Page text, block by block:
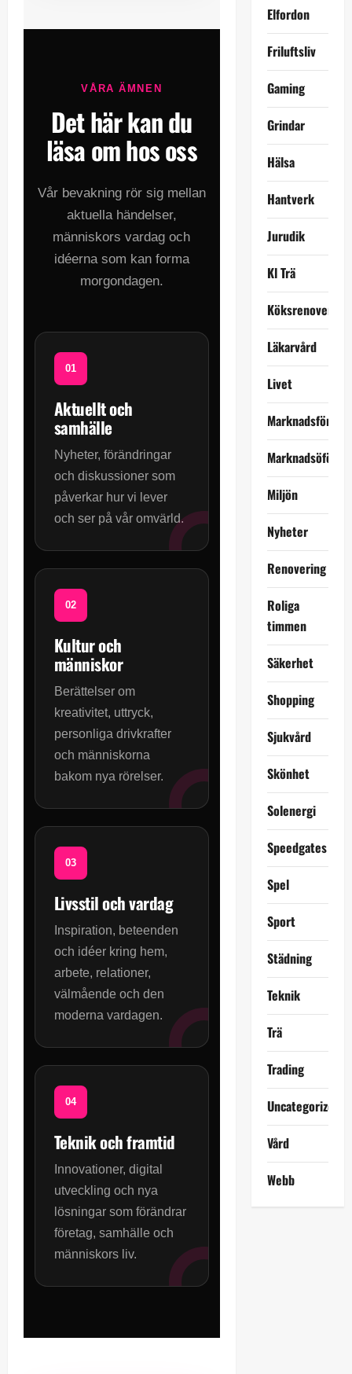
VÅRA ÄMNEN
Det här kan du
läsa om hos oss
Vår bevakning rör sig mellan
aktuella händelser,
människors vardag och
idéerna som kan forma
morgondagen.
Aktuellt och
samhälle
Nyheter, förändringar
och diskussioner som
påverkar hur vi lever
och ser på vår omvärld.
Kultur och
människor
Berättelser om
kreativitet, uttryck,
personliga drivkrafter
och människorna
bakom nya rörelser.
Livsstil och vardag
Inspiration, beteenden
och idéer kring hem,
arbete, relationer,
välmående och den
moderna vardagen.
Teknik och framtid
Innovationer, digital
utveckling och nya
lösningar som förändrar
företag, samhälle och
människors liv.
Elfordon
Friluftsliv
Gaming
Grindar
Hälsa
Hantverk
Jurudik
Kl Trä
Köksrenovering
Läkarvård
Livet
Marknadsföring
Marknadsöföring
Miljön
Nyheter
Renovering
Roliga
timmen
Säkerhet
Shopping
Sjukvård
Skönhet
Solenergi
Speedgates
Spel
Sport
Städning
Teknik
Trä
Trading
Uncategorized
Vård
Webb